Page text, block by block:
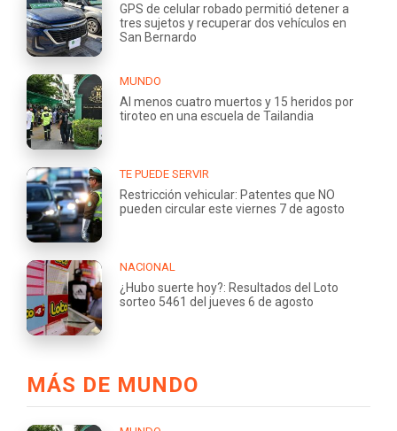
GPS de celular robado permitió detener a
tres sujetos y recuperar dos vehículos en
San Bernardo
MUNDO
Al menos cuatro muertos y 15 heridos por
tiroteo en una escuela de Tailandia
TE PUEDE SERVIR
Restricción vehicular: Patentes que NO
pueden circular este viernes 7 de agosto
NACIONAL
¿Hubo suerte hoy?: Resultados del Loto
sorteo 5461 del jueves 6 de agosto
MÁS DE MUNDO